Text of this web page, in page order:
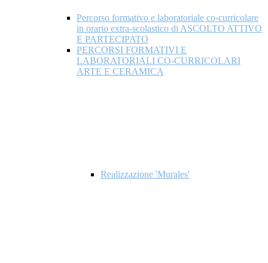
Percorso formativo e laboratoriale co-curricolare
in orario extra-scolastico di ASCOLTO ATTIVO
E PARTECIPATO
PERCORSI FORMATIVI E
LABORATORIALI CO-CURRICOLARI
ARTE E CERAMICA
Realizzazione 'Murales'